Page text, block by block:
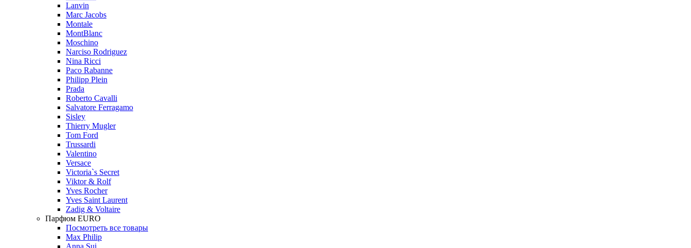
Lanvin
Marc Jacobs
Montale
MontBlanc
Moschino
Narciso Rodriguez
Nina Ricci
Paco Rabanne
Philipp Plein
Prada
Roberto Cavalli
Salvatore Ferragamo
Sisley
Thierry Mugler
Tom Ford
Trussardi
Valentino
Versace
Victoria`s Secret
Viktor & Rolf
Yves Rocher
Yves Saint Laurent
Zadig & Voltaire
Парфюм EURO
Посмотреть все товары
Max Philip
Anna Sui